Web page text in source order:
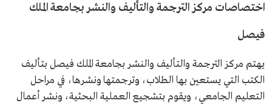
اختصاصات مركز الترجمة والتأليف والنشر بجامعة الملك
فيصل
يهتم مركز الترجمة والتأليف والنشر بجامعة الملك فيصل بتأليف
الكتب التي يستعين بها الطلاب، وترجمتها ونشرها، في مراحل
التعليم الجامعي، ويقوم بتشجيع العملية البحثية، ونشر أعمال